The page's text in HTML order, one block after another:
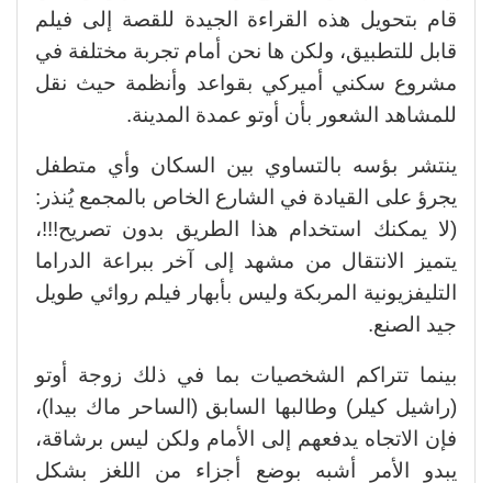
قام بتحويل هذه القراءة الجيدة للقصة إلى فيلم
قابل للتطبيق، ولكن ها نحن أمام تجربة مختلفة في
مشروع سكني أميركي بقواعد وأنظمة حيث نقل
للمشاهد الشعور بأن أوتو عمدة المدينة.
ينتشر بؤسه بالتساوي بين السكان وأي متطفل
يجرؤ على القيادة في الشارع الخاص بالمجمع يُنذر:
(لا يمكنك استخدام هذا الطريق بدون تصريح!!!،
يتميز الانتقال من مشهد إلى آخر ببراعة الدراما
التليفزيونية المربكة وليس بأبهار فيلم روائي طويل
جيد الصنع.
بينما تتراكم الشخصيات بما في ذلك زوجة أوتو
(راشيل كيلر) وطالبها السابق (الساحر ماك بيدا)،
فإن الاتجاه يدفعهم إلى الأمام ولكن ليس برشاقة،
يبدو الأمر أشبه بوضع أجزاء من اللغز بشكل